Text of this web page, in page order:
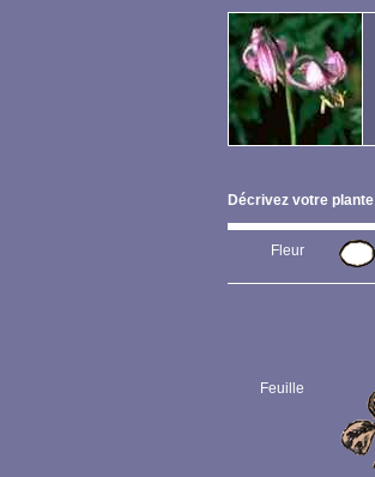
Décrivez votre plante
Fleur
Feuille